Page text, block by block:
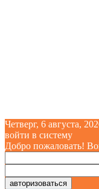
Четверг, 6 августа,
войти в систему
Добро пожаловать!